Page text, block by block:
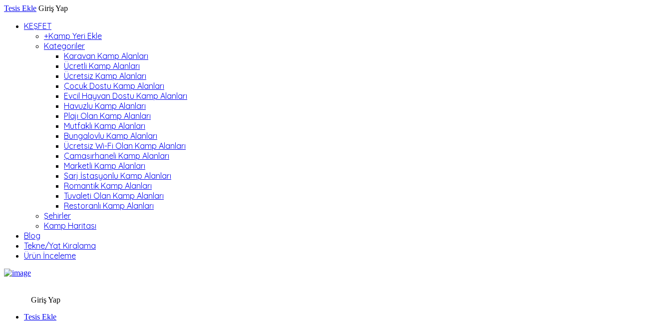
Tesis Ekle Giriş Yap
KEŞFET
+Kamp Yeri Ekle
Kategoriler
Karavan Kamp Alanları
Ücretli Kamp Alanları
Ücretsiz Kamp Alanları
Çocuk Dostu Kamp Alanları
Evcil Hayvan Dostu Kamp Alanları
Havuzlu Kamp Alanları
Plajı Olan Kamp Alanları
Mutfaklı Kamp Alanları
Bungalovlu Kamp Alanları
Ücretsiz Wi-Fi Olan Kamp Alanları
Çamaşırhaneli Kamp Alanları
Marketli Kamp Alanları
Sarj İstasyonlu Kamp Alanları
Romantik Kamp Alanları
Tuvaleti Olan Kamp Alanları
Restoranlı Kamp Alanları
Şehirler
Kamp Haritası
Blog
Tekne/Yat Kiralama
Ürün İnceleme
Giriş Yap
Tesis Ekle